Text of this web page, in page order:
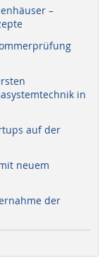
–
in
auf der
neuem
der